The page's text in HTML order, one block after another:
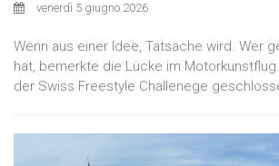
venerdì 5 giugno 2026
Wenn aus einer Idee, Tatsache wird. Wer
hat, bemerkte die Lücke im
der Swiss Freestyle Challenege